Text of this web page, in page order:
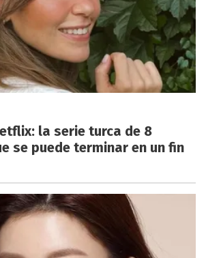
la serie turca de 8
se puede terminar en un fin